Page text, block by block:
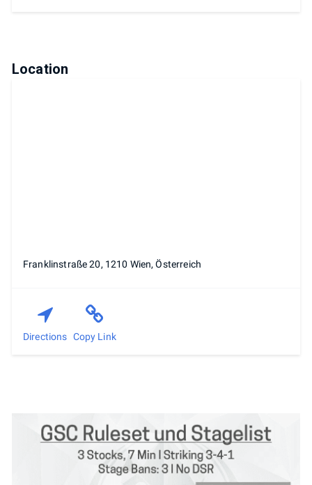
Location
Franklinstraße 20, 1210 Wien, Österreich
Directions Copy Link